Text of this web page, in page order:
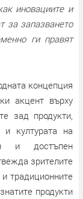
иновациите и
за запазването
ги правят
концепция
акцент върху
зад продукти,
културата на
и достъпен
зрителите
традиционните
продукти